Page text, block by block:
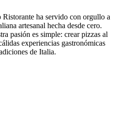
Ristorante ha servido con orgullo a
artesanal hecha desde cero.
pasión es simple: crear pizzas al
experiencias gastronómicas
de Italia.